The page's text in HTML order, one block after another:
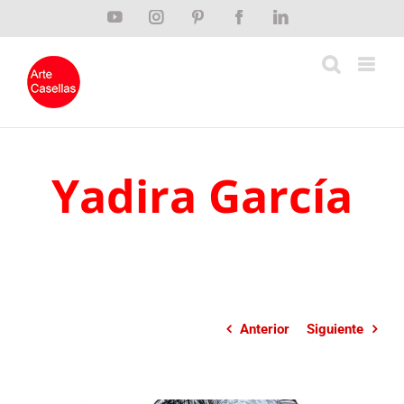
YouTubeInstagramPinterestFacebookLinkedIn
Yadira García
Anterior Siguiente